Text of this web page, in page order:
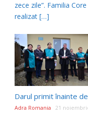
zece zile”. Familia Core
realizat […]
Adra Romania 21